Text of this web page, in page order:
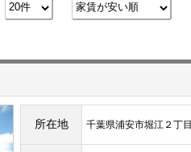
所在地 千葉県浦安市堀江２丁目